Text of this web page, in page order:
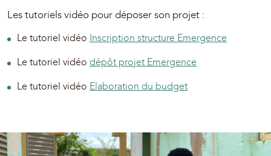
Les tutoriels vidéo pour déposer son projet :
Le tutoriel vidéo Inscription structure Emergence
Le tutoriel vidéo dépôt projet Emergence
Le tutoriel vidéo Elaboration du budget